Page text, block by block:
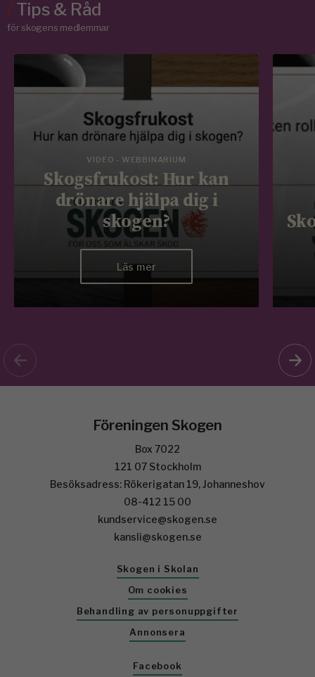
/Tips & Råd
för skogens medlemmar
VIDEO - WEBBINARIUM
Skogsfrukost: Hur kan
drönare hjälpa dig i
skogen?
Läs mer
Föreningen Skogen
Box 7022
121 07 Stockholm
Besöksadress: Rökerigatan 19, Johanneshov
08-412 15 00
kundservice@skogen.se
kansli@skogen.se
Skogen i Skolan
Om cookies
Behandling av personuppgifter
Annonsera
Facebook